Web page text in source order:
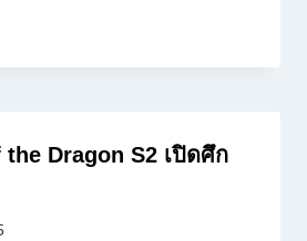
the Dragon S2 เปิดศึก